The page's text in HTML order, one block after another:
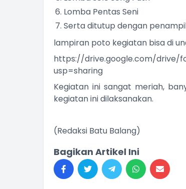
Lomba Pentas Seni
Serta ditutup dengan
lampiran poto kegiatan bisa di
https://drive.google.com/drive/
usp=sharing
Kegiatan ini sangat meriah,
kegiatan ini dilaksanakan.
(Redaksi Batu Balang)
Bagikan Artikel Ini